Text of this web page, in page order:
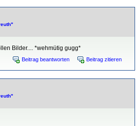
Bilder.... *wehmütig gugg*
Beitrag beantworten Beitrag zitieren